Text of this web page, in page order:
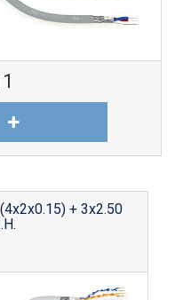
+ 3x2.50